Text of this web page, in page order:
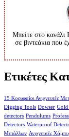
Μπείτε στο κανάλι
σε βιντεάκια που
Ετικέτες
15 Κορυφαίοι Ανιχνευτές
Digging Tools Dowser Gold
detectors Pendulums
Detectors Waterproof
Μετάλλων Ανιχνευτές Χόμπυ